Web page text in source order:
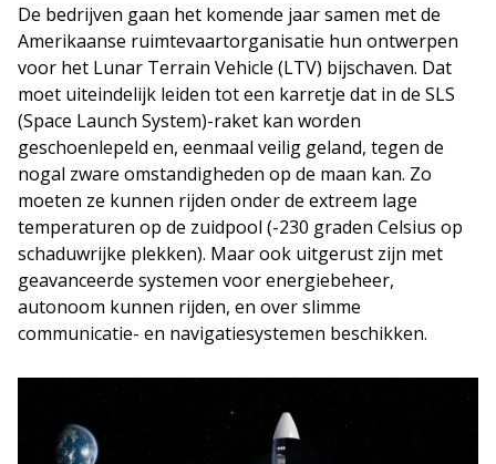
De bedrijven gaan het komende jaar samen met de
Amerikaanse ruimtevaartorganisatie hun ontwerpen
voor het Lunar Terrain Vehicle (LTV) bijschaven. Dat
moet uiteindelijk leiden tot een karretje dat in de SLS
(Space Launch System)-raket kan worden
geschoenlepeld en, eenmaal veilig geland, tegen de
nogal zware omstandigheden op de maan kan. Zo
moeten ze kunnen rijden onder de extreem lage
temperaturen op de zuidpool (-230 graden Celsius op
schaduwrijke plekken). Maar ook uitgerust zijn met
geavanceerde systemen voor energiebeheer,
autonoom kunnen rijden, en over slimme
communicatie- en navigatiesystemen beschikken.